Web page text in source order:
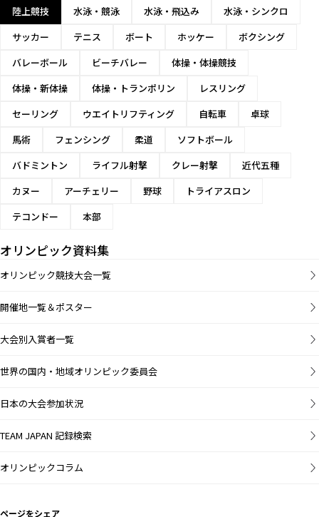
陸上競技 水泳・競泳 水泳・飛込み
水泳・シンクロ
サッカー
テニス ボート ホッケー
ボクシング
バレーボール
ビーチバレー
体操・体操競技
体操・新体操
体操・トランポリン
レスリング
セーリング
ウエイトリフティング 自転車
卓球
馬術
フェンシング 柔道
ソフトボール
バドミントン
ライフル射撃 クレー射撃
近代五種
カヌー
アーチェリー 野球
トライアスロン
テコンドー
本部
オリンピック資料集
オリンピック競技大会一覧
開催地一覧＆ポスター
大会別入賞者一覧
世界の国内・地域オリンピック委員会
日本の大会参加状況
TEAM JAPAN 記録検索
オリンピックコラム
ページをシェア